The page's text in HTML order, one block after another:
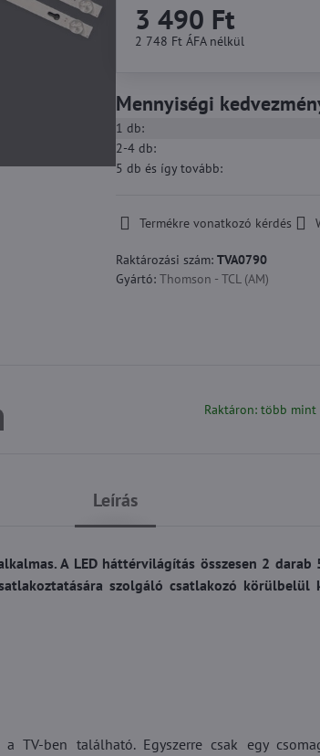
3 490 Ft
2 748 Ft ÁFA nélkül
Mennyiségi
1 db:
2-4db:
5 db és így tovább:
Termékre vonatkozó kérdés
Raktározási szám: TVA0790
Gyártó: Thomson - TCL (AM)
Leírás
A LED háttérvilágítás összesen 2 darab
szolgáló csatlakozó körülbelül
TV-ben található. Egyszerre csak egy
Raktáron: több mint